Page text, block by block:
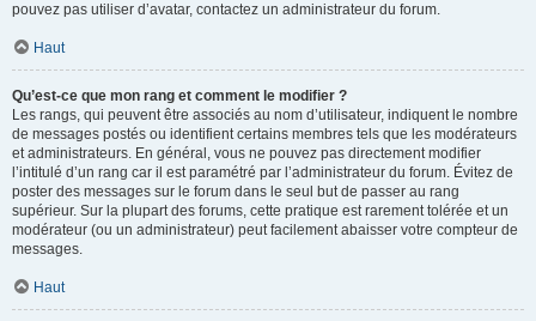
pouvez pas utiliser d’avatar, contactez un administrateur du forum.
Haut
Qu’est-ce que mon rang et comment le modifier ?
Les rangs, qui peuvent être associés au nom d’utilisateur, indiquent le nombre
de messages postés ou identifient certains membres tels que les modérateurs
et administrateurs. En général, vous ne pouvez pas directement modifier
l’intitulé d’un rang car il est paramétré par l’administrateur du forum. Évitez de
poster des messages sur le forum dans le seul but de passer au rang
supérieur. Sur la plupart des forums, cette pratique est rarement tolérée et un
modérateur (ou un administrateur) peut facilement abaisser votre compteur de
messages.
Haut